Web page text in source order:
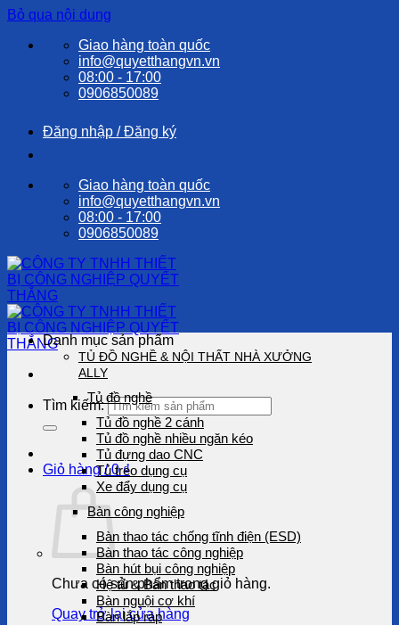
Bỏ qua nội dung
Giao hàng toàn quốc
info@quyetthangvn.vn
08:00 - 17:00
0906850089
Đăng nhập / Đăng ký
Giao hàng toàn quốc
info@quyetthangvn.vn
08:00 - 17:00
0906850089
Tìm kiếm:
Giỏ hàng /0₫
Chưa có sản phẩm trong giỏ hàng.
Quay trở lại cửa hàng
Danh mục sản phẩm
TỦ ĐỒ NGHỀ & NỘI THẤT NHÀ XƯỞNG
ALLY
Tủ đồ nghề
Tủ đồ nghề 2 cánh
Tủ đồ nghề nhiều ngăn kéo
Tủ đựng dao CNC
Tủ treo dụng cụ
Xe đẩy dụng cụ
Bàn công nghiệp
Bàn thao tác chống tĩnh điện (ESD)
Bàn thao tác công nghiệp
Bàn hút bụi công nghiệp
Hệ tủ & Bàn thao tác
Bàn nguội cơ khí
Bàn lắp ráp